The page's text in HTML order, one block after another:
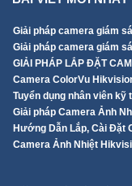
Giải pháp camera giám
Giải pháp camera giám
GIẢI PHÁP LẮP ĐẶT
Camera ColorVu
Tuyển dụng nhân viên kỹ
Giải pháp Camera Ảnh
Hướng Dẫn Lắp, Cài Đặt
Camera Ảnh Nhiệt